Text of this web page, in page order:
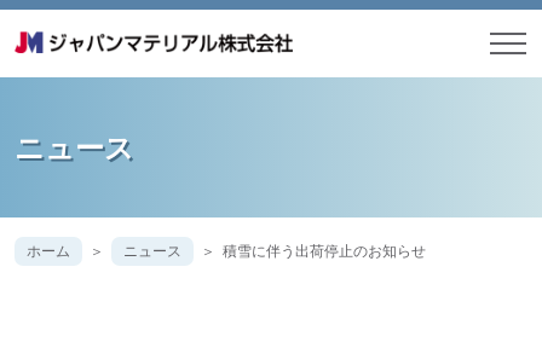
ニュース
ホーム ニュース 積雪に伴う出荷停止のお知らせ